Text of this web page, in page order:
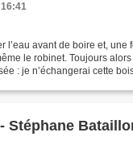
l’eau avant de boire et, une
le robinet. Toujours
: je n’échangerai cette
Stéphane